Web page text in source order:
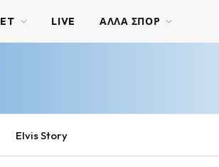
LIVE ΑΛΛΑ ΣΠΟΡ
Elvis Story